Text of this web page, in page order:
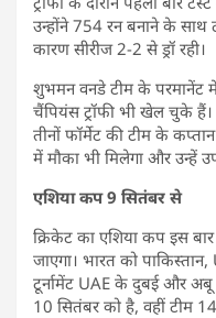
उन्होंने 754 रन बनाने के
कारण सीरीज 2-2 से ड्रॉ रही।
शुभमन वनडे टीम के परमानेंट
चैंपियंस ट्रॉफी भी खेल चुके
तीनों फॉर्मेट की टीम के
में मौका भी मिलेगा और उन्हें
एशिया कप 9 सितंबर से
क्रिकेट का एशिया कप इस
जाएगा। भारत को
टूर्नामेंट UAE के दुबई और अबू
10 सितंबर को है, वहीं टीम